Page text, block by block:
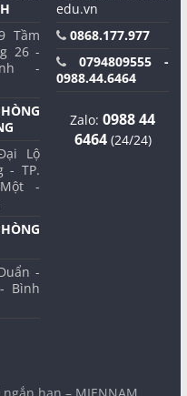
Tầm
26 -
-
Lộ
- TP.
-
-
Bình
edu.vn
0868.177.977
0794809555 -
0988.44.6464
Zalo:0988 44
6464(24/24)